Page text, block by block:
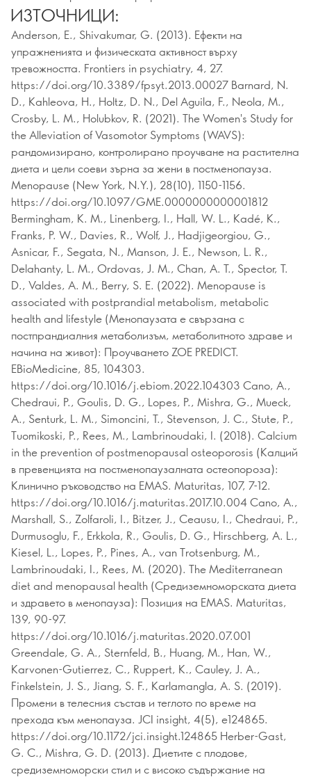
ИЗТОЧНИЦИ:
Anderson, E., Shivakumar, G. (2013). Ефекти на
упражненията и физическата активност върху
тревожността. Frontiers in psychiatry, 4, 27.
https://doi.org/10.3389/fpsyt.2013.00027 Barnard, N.
D., Kahleova, H., Holtz, D. N., Del Aguila, F., Neola, M.,
Crosby, L. M., Holubkov, R. (2021). The Women's Study for
the Alleviation of Vasomotor Symptoms (WAVS):
рандомизирано, контролирано проучване на растителна
диета и цели соеви зърна за жени в постменопауза.
Menopause (New York, N.Y.), 28(10), 1150-1156.
https://doi.org/10.1097/GME.0000000000001812
Bermingham, K. M., Linenberg, I., Hall, W. L., Kadé, K.,
Franks, P. W., Davies, R., Wolf, J., Hadjigeorgiou, G.,
Asnicar, F., Segata, N., Manson, J. E., Newson, L. R.,
Delahanty, L. M., Ordovas, J. M., Chan, A. T., Spector, T.
D., Valdes, A. M., Berry, S. E. (2022). Menopause is
associated with postprandial metabolism, metabolic
health and lifestyle (Менопаузата е свързана с
постпрандиалния метаболизъм, метаболитното здраве и
начина на живот): Проучването ZOE PREDICT.
EBioMedicine, 85, 104303.
https://doi.org/10.1016/j.ebiom.2022.104303 Cano, A.,
Chedraui, P., Goulis, D. G., Lopes, P., Mishra, G., Mueck,
A., Senturk, L. M., Simoncini, T., Stevenson, J. C., Stute, P.,
Tuomikoski, P., Rees, M., Lambrinoudaki, I. (2018). Calcium
in the prevention of postmenopausal osteoporosis (Калций
в превенцията на постменопаузалната остеопороза):
Клинично ръководство на EMAS. Maturitas, 107, 7-12.
https://doi.org/10.1016/j.maturitas.2017.10.004 Cano, A.,
Marshall, S., Zolfaroli, I., Bitzer, J., Ceausu, I., Chedraui, P.,
Durmusoglu, F., Erkkola, R., Goulis, D. G., Hirschberg, A. L.,
Kiesel, L., Lopes, P., Pines, A., van Trotsenburg, M.,
Lambrinoudaki, I., Rees, M. (2020). The Mediterranean
diet and menopausal health (Средиземноморската диета
и здравето в менопауза): Позиция на EMAS. Maturitas,
139, 90-97.
https://doi.org/10.1016/j.maturitas.2020.07.001
Greendale, G. A., Sternfeld, B., Huang, M., Han, W.,
Karvonen-Gutierrez, C., Ruppert, K., Cauley, J. A.,
Finkelstein, J. S., Jiang, S. F., Karlamangla, A. S. (2019).
Промени в телесния състав и теглото по време на
прехода към менопауза. JCI insight, 4(5), e124865.
https://doi.org/10.1172/jci.insight.124865 Herber-Gast,
G. C., Mishra, G. D. (2013). Диетите с плодове,
средиземноморски стил и с високо съдържание на